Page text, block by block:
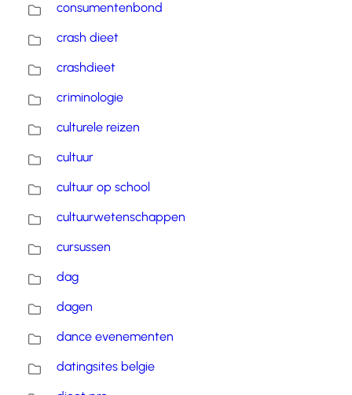
consumentenbond
crash dieet
crashdieet
criminologie
culturele reizen
cultuur
cultuur op school
cultuurwetenschappen
cursussen
dag
dagen
dance evenementen
datingsites belgie